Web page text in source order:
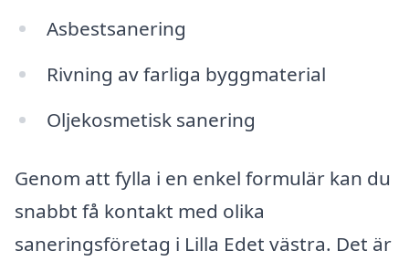
Asbestsanering
Rivning av farliga byggmaterial
Oljekosmetisk sanering
Genom att fylla i en enkel formulär kan du
snabbt få kontakt med olika
saneringsföretag i Lilla Edet västra. Det är